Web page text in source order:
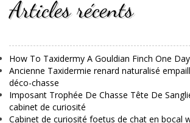
Articles récents
How To Taxidermy A Gouldian Finch One
Ancienne Taxidermie renard naturalisé
déco-chasse
Imposant Trophée De Chasse Tête De
cabinet de curiosité
Cabinet de curiosité foetus de chat en bocal